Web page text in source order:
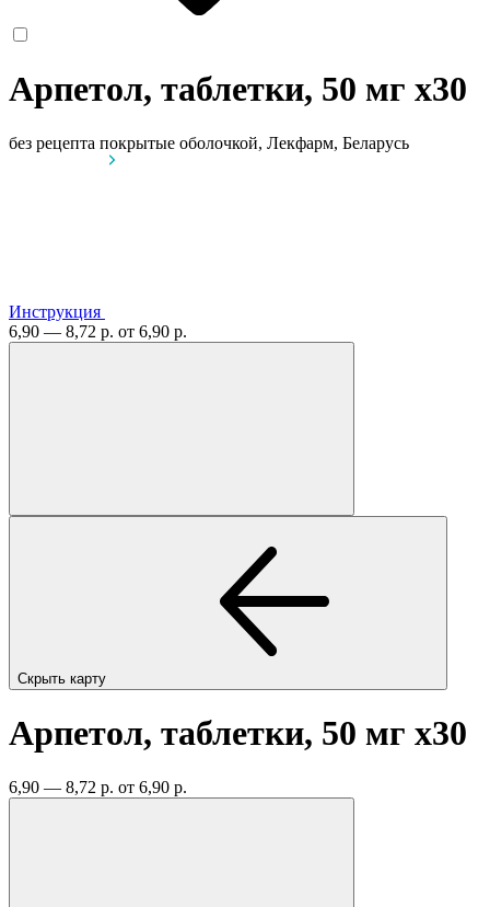
Арпетол, таблетки, 50 мг x30
без рецепта покрытые оболочкой, Лекфарм, Беларусь
Инструкция
6,90 — 8,72 р. от 6,90 р.
Скрыть карту
Арпетол, таблетки, 50 мг x30
6,90 — 8,72 р. от 6,90 р.